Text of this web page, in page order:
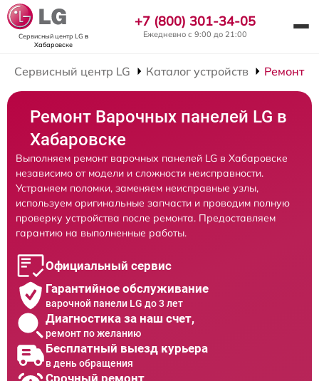
Сервисный центр LG в
Хабаровске
+7 (800) 301-34-05
Ежедневно с 9:00 до 21:00
Сервисный центр LG Каталог устройств Ремонт
Ремонт Варочных панелей LG в
Хабаровске
Выполняем ремонт варочных панелей LG в Хабаровске
независимо от модели и сложности неисправности.
Устраняем поломки, заменяем неисправные узлы,
используем оригинальные запчасти и проводим полную
проверку устройства после ремонта. Предоставляем
гарантию на выполненные работы.
Официальный сервис
Гарантийное обслуживание
варочной панели LG до 3 лет
Диагностика за наш счет,
ремонт по желанию
Бесплатный выезд курьера
в день обращения
Срочный ремонт